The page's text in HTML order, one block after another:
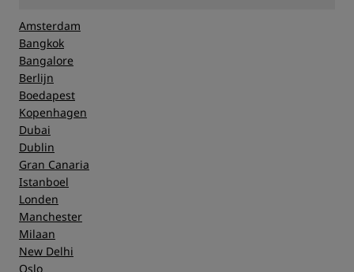
Amsterdam
Bangkok
Bangalore
Berlijn
Boedapest
Kopenhagen
Dubai
Dublin
Gran Canaria
Istanboel
Londen
Manchester
Milaan
New Delhi
Oslo